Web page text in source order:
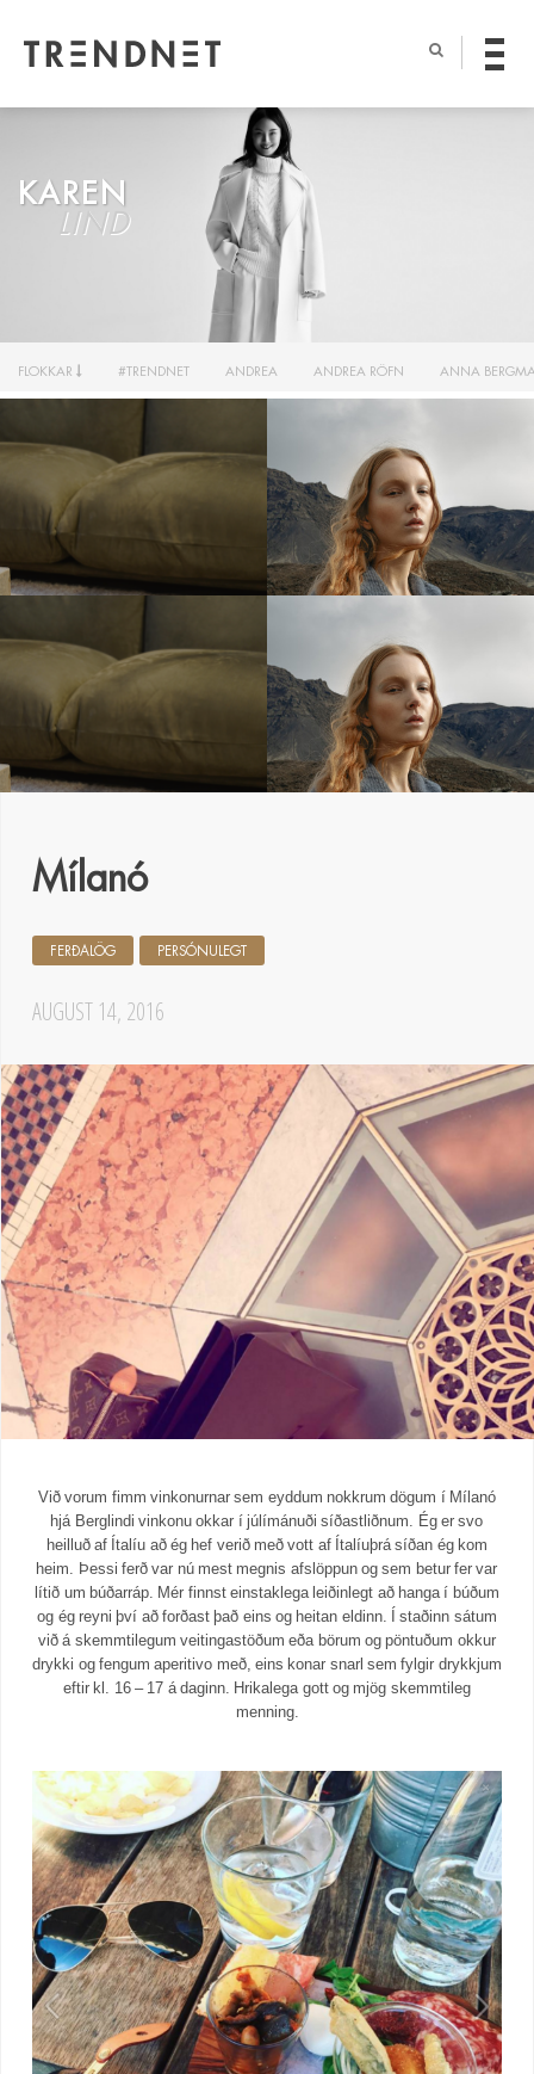
KAREN
LIND
FLOKKAR #TRENDNET ANDREA ANDREA RÖFN ANNA
Mílanó
AUGUST 14, 2016
FERÐALÖG PERSÓNULEGT
Við vorum fimm vinkonurnar sem eyddum nokkrum dögum í Mílanó
hjá Berglindi vinkonu okkar í júlímánuði síðastliðnum. Ég er svo
heilluð af Ítalíu að ég hef verið með vott af Ítalíuþrá síðan ég kom
heim. Þessi ferð var nú mest megnis afslöppun og sem betur fer var
lítið um búðarráp. Mér finnst einstaklega leiðinlegt að hanga í búðum
og ég reyni því að forðast það eins og heitan eldinn. Í staðinn sátum
við á skemmtilegum veitingastöðum eða börum og pöntuðum okkur
drykki og fengum aperitivo með, eins konar snarl sem fylgir drykkjum
eftir kl. 16 – 17 á daginn. Hrikalega gott og mjög skemmtileg
menning.